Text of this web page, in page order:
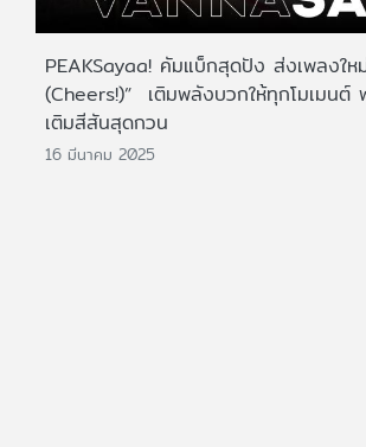
PEAKSayaa! คัมแบ็กสุดปัง ส่งเพลงให
(Cheers!)” เติมพลังบวกให้ทุกโมเมนต์
เติมสีสันสุดกวน
16 มีนาคม 2025